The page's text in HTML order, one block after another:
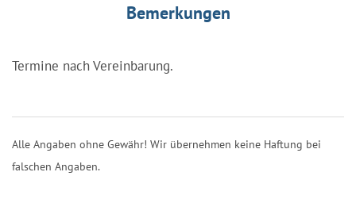
Bemerkungen
Termine nach Vereinbarung.
Alle Angaben ohne Gewähr! Wir übernehmen keine Haftung bei
falschen Angaben.